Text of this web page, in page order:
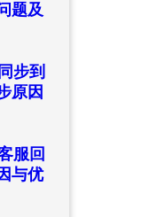
题及
步到
原因
服回
与优